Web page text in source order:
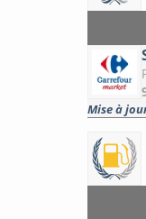
Mise à